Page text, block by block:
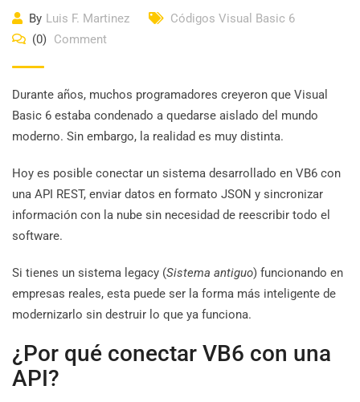
By Luis F. Martinez
Códigos Visual Basic 6
(0) Comment
Durante años, muchos programadores creyeron que Visual
Basic 6 estaba condenado a quedarse aislado del mundo
moderno. Sin embargo, la realidad es muy distinta.
Hoy es posible conectar un sistema desarrollado en VB6 con
una API REST, enviar datos en formato JSON y sincronizar
información con la nube sin necesidad de reescribir todo el
software.
Si tienes un sistema legacy (Sistema antiguo) funcionando en
empresas reales, esta puede ser la forma más inteligente de
modernizarlo sin destruir lo que ya funciona.
¿Por qué conectar VB6 con una
API?